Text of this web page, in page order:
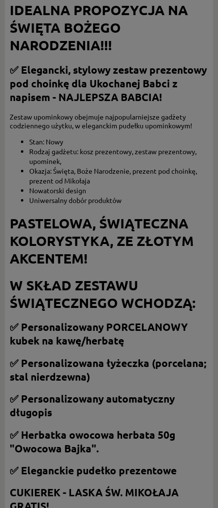
IDEALNA PROPOZYCJA NA
ŚWIĘTA BOŻEGO
NARODZENIA!!!
✅ Elegancki, stylowy zestaw prezentowy
pod choinkę dla Ukochanej Babci z
napisem - NAJLEPSZA BABCIA!
Zestaw upominkowy obejmuje najpopularniejsze gadżety
codziennego użytku, w eleganckim pudełku upominkowym!
Stan: Nowy
Rodzaj gadżetu: kosz prezentowy, zestaw prezentowy,
upominek,
Okazja: Święta, Boże Narodzenie, prezent pod choinkę,
prezent od Mikołaja
Nowatorski design
Uniwersalny dobór produktów
PASTELOWA, ŚWIĄTECZNA
KOLORYSTYKA, ZE ZŁOTYM
AKCENTEM!
W SKŁAD ZESTAWU
ŚWIĄTECZNEGO WCHODZĄ:
✅ Personalizowany PORCELANOWY
kubek na kawę/herbatę
✅ Personalizowana łyżeczka (porcelana;
stal nierdzewna)
✅ Personalizowany automatyczny
długopis
✅ Herbatka owocowa herbata 50g
"Owocowa Bajka".
✅ Eleganckie pudełko prezentowe
CUKIEREK - LASKA ŚW. MIKOŁAJA